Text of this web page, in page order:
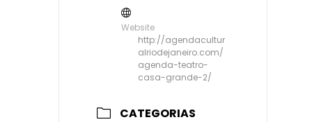
Website
http://agendacultur
alriodejaneiro.com/
agenda-teatro-
casa-grande-2/
CATEGORIAS